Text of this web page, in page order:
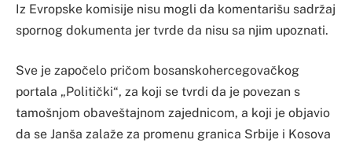
Iz Evropske komisije nisu mogli da komentarišu sadržaj
spornog dokumenta jer tvrde da nisu sa njim upoznati.
Sve je započelo pričom bosanskohercegovačkog
portala „Politički“, za koji se tvrdi da je povezan s
tamošnjom obaveštajnom zajednicom, a koji je objavio
da se Janša zalaže za promenu granica Srbije i Kosova